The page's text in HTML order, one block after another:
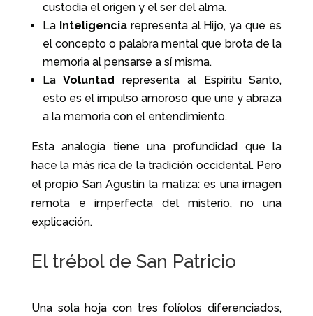
custodia el origen y el ser del alma.
La Inteligenciarepresenta al Hijo, ya que es
el concepto o palabra mental que brota de la
memoria al pensarse a sí misma.
LaVoluntad representa al Espíritu Santo,
esto es el impulso amoroso que une y abraza
a la memoria con el entendimiento.
Esta analogía tiene una profundidad que la
hace la más rica de la tradición occidental. Pero
el propio San Agustín la matiza: es una imagen
remota e imperfecta del misterio, no una
explicación.
El trébol de San Patricio
Una sola hoja con tres folíolos diferenciados,